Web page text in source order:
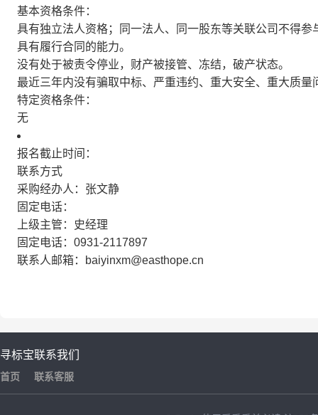
基本资格条件：
具有独立法人资格；同一法人、同一股东等关联公司不得参
具有履行合同的能力。
没有处于被责令停业，财产被接管、冻结，破产状态。
最近三年内没有骗取中标、严重违约、重大安全、重大质量
特定资格条件：
无
报名截止时间：
联系方式
采购经办人：张文静
固定电话：
上级主管：史经理
固定电话：0931-2117897
联系人邮箱：baiyinxm@easthope.cn
寻标宝
首页
联系我们
联系客服